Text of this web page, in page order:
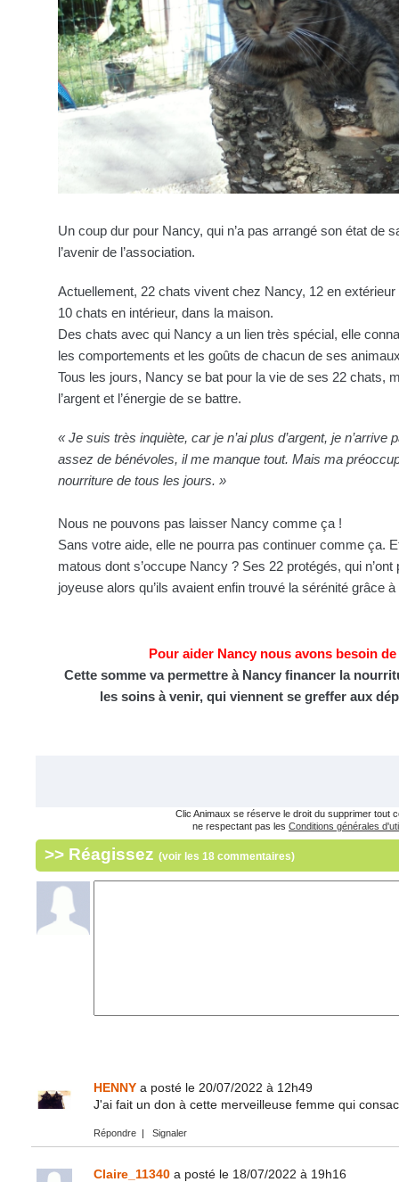
Un coup dur pour Nancy, qui n’a pas arrangé son état de
l’avenir de l’association.
Actuellement, 22 chats vivent chez Nancy, 12 en
10 chats en intérieur, dans la maison.
Des chats avec qui Nancy a un lien très spécial, elle
les comportements et les goûts de chacun de ses
Tous les jours, Nancy se bat pour la vie de ses 22 chats,
l’argent et l’énergie de se battre.
« Je suis très inquiète, car je n’ai plus d’argent, je n’arrive
assez de bénévoles, il me manque tout. Mais ma
nourriture de tous les jours. »
Nous ne pouvons pas laisser Nancy comme ça !
Sans votre aide, elle ne pourra pas continuer comme ça.
matous dont s’occupe Nancy ? Ses 22 protégés, qui
joyeuse alors qu’ils avaient enfin trouvé la sérénité grâce
Pour aider Nancy nous avons besoin de
Cette somme va permettre à Nancy financer la
les soins à venir, qui viennent se greffer aux
Clic Animaux se réserve le droit du supprimer tout
ne respectant pas les Conditions générales
>> Réagissez (voir les 18 commentaires)
HENNY a posté le 20/07/2022 à 12h49
J'ai fait un don à cette merveilleuse femme qui
Répondre | Signaler
Claire_11340 a posté le 18/07/2022 à 19h16